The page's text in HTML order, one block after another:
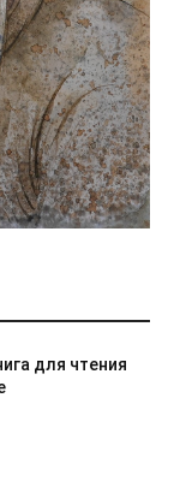
для чтения